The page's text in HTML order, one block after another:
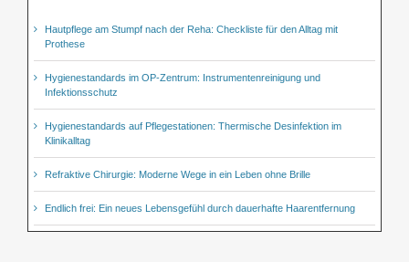
Hautpflege am Stumpf nach der Reha: Checkliste für den Alltag mit
Prothese
Hygienestandards im OP-Zentrum: Instrumentenreinigung und
Infektionsschutz
Hygienestandards auf Pflegestationen: Thermische Desinfektion im
Klinikalltag
Refraktive Chirurgie: Moderne Wege in ein Leben ohne Brille
Endlich frei: Ein neues Lebensgefühl durch dauerhafte Haarentfernung